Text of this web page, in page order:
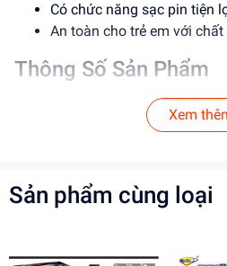
Có chức năng sạc pin tiện
An toàn cho trẻ em với
Thông Số Sản Phẩm
Loại: Xe địa hình
Hướng Dẫn Sử Dụng
Bước 2: Lắp pin vào bộ điều
Xem
Sản phẩm cùng loại